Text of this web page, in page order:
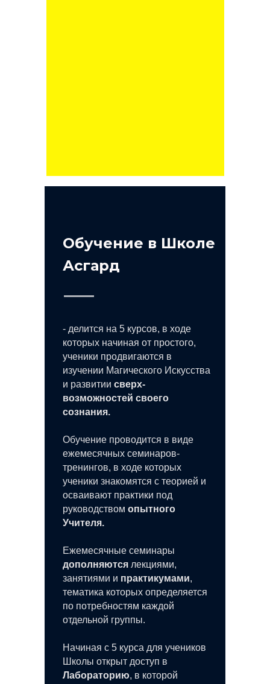
- делится на 5 курсов, в ходе
которых начиная от простого,
ученики продвигаются в
изучении Магического Искусства
и развитии сверх-
возможностей своего
сознания.
Обучение проводится в виде
ежемесячных семинаров-
тренингов, в ходе которых
ученики знакомятся с теорией и
осваивают практики под
руководством опытного
Учителя.
Ежемесячные семинары
дополняются лекциями,
занятиями и практикумами,
тематика которых определяется
по потребностям каждой
отдельной группы.
Начиная с 5 курса для учеников
Школы открыт доступ в
Лабораторию, в которой
Обучение в Школе
Асгард